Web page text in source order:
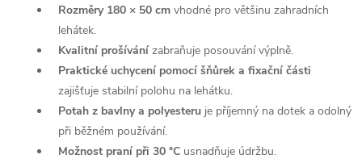
Rozměry 180 × 50 cm vhodné pro většinu zahradních
lehátek.
Kvalitní prošívání zabraňuje posouvání výplně.
Praktické uchycení pomocí šňůrek a fixační části
zajišťuje stabilní polohu na lehátku.
Potah z bavlny a polyesteru je příjemný na dotek a odolný
při běžném používání.
Možnost praní při 30 °C usnadňuje údržbu.